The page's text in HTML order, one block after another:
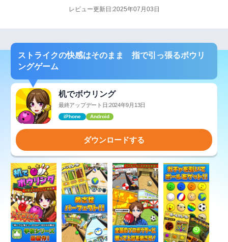
レビュー更新日:2025年07月03日
ストライクの快感はそのまま 指で引っ張るボウリ
ングゲーム
机でボウリング
最終アップデート日:2024年9月13日
iPhone Android
ダウンロードする